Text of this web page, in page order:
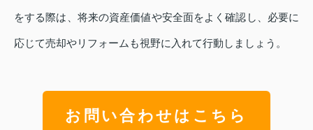
をする際は、将来の資産価値や安全面をよく確認し、必要に
応じて売却やリフォームも視野に入れて行動しましょう。
お問い合わせはこちら